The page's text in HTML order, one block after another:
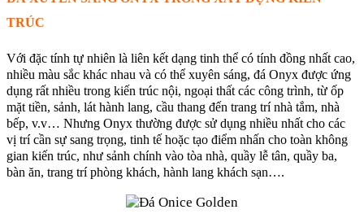
TRÚC
Với đặc tính tự nhiên là liên kết dạng tinh thể có tính đồng nhất cao,
nhiều màu sắc khác nhau và có thể xuyên sáng, đá Onyx được ứng
dụng rất nhiều trong kiến trúc nội, ngoại thất các công trình, từ ốp
mặt tiền, sảnh, lát hành lang, cầu thang đến trang trí nhà tắm, nhà
bếp, v.v… Nhưng Onyx thường được sử dụng nhiều nhất cho các
vị trí cần sự sang trọng, tinh tế hoặc tạo điểm nhấn cho toàn không
gian kiến trúc, như sảnh chính vào tòa nhà, quầy lễ tân, quầy ba,
bàn ăn, trang trí phòng khách, hành lang khách sạn….